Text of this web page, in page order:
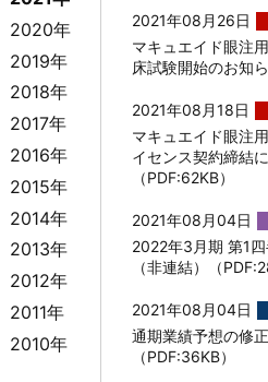
2020年
2019年
2018年
2017年
2016年
2015年
2014年
2013年
2012年
2011年
2010年
2021年08月26日
マキュエイド眼注
床試験開始のお知
2021年08月18日
マキュエイド眼注
イセンス契約締結
（PDF:62KB）
2021年08月04日
2022年3月期 第1四
（非連結）（
2021年08月04日
通期業績予想の修
（PDF:36KB）